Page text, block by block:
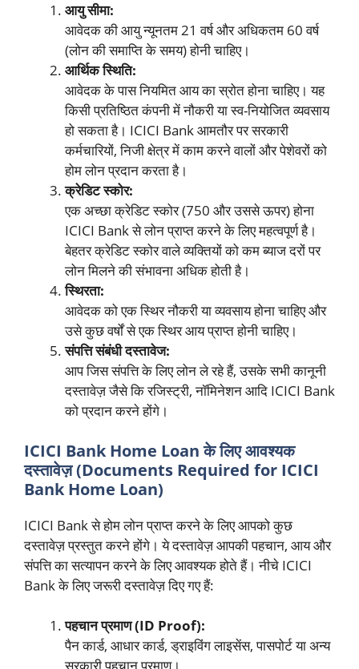
आयु सीमा:
आवेदक की आयु न्यूनतम 21 वर्ष और अधिकतम 60 वर्ष
(लोन की समाप्ति के समय) होनी चाहिए।
आर्थिक स्थिति:
आवेदक के पास नियमित आय का स्रोत होना चाहिए। यह
किसी प्रतिष्ठित कंपनी में नौकरी या स्व-नियोजित व्यवसाय
हो सकता है। ICICI Bank आमतौर पर सरकारी
कर्मचारियों, निजी क्षेत्र में काम करने वालों और पेशेवरों को
होम लोन प्रदान करता है।
क्रेडिट स्कोर:
एक अच्छा क्रेडिट स्कोर (750 और उससे ऊपर) होना
ICICI Bank से लोन प्राप्त करने के लिए महत्वपूर्ण है।
बेहतर क्रेडिट स्कोर वाले व्यक्तियों को कम ब्याज दरों पर
लोन मिलने की संभावना अधिक होती है।
स्थिरता:
आवेदक को एक स्थिर नौकरी या व्यवसाय होना चाहिए और
उसे कुछ वर्षों से एक स्थिर आय प्राप्त होनी चाहिए।
संपत्ति संबंधी दस्तावेज:
आप जिस संपत्ति के लिए लोन ले रहे हैं, उसके सभी कानूनी
दस्तावेज़ जैसे कि रजिस्ट्री, नॉमिनेशन आदि ICICI Bank
को प्रदान करने होंगे।
ICICI Bank Home Loan के लिए आवश्यक
दस्तावेज़ (Documents Required for ICICI
Bank Home Loan)
ICICI Bank से होम लोन प्राप्त करने के लिए आपको कुछ
दस्तावेज़ प्रस्तुत करने होंगे। ये दस्तावेज़ आपकी पहचान, आय और
संपत्ति का सत्यापन करने के लिए आवश्यक होते हैं। नीचे ICICI
Bank के लिए जरूरी दस्तावेज़ दिए गए हैं:
पहचान प्रमाण (ID Proof):
पैन कार्ड, आधार कार्ड, ड्राइविंग लाइसेंस, पासपोर्ट या अन्य